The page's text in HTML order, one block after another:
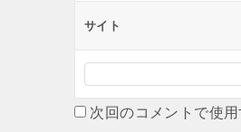
サイト
次回のコメントで使